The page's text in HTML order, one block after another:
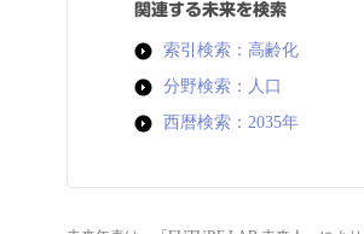
関連する未来を検索
索引検索：高齢化
分野検索：人口
西暦検索：2035年